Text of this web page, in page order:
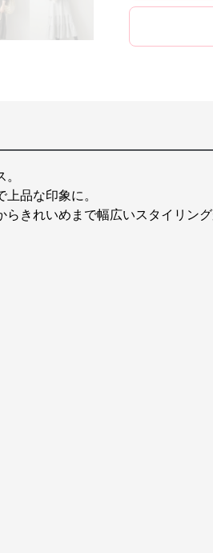
品な印象に。
きれいめまで幅広いスタイリン